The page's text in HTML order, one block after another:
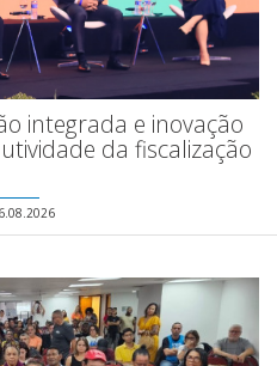
integrada e inovação
da fiscalização